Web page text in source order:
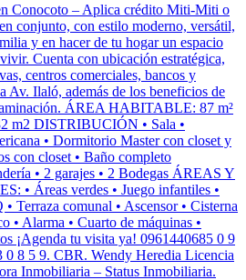
Conocoto – Aplica crédito Miti-Miti o
conjunto, con estilo moderno, versátil,
y en hacer de tu hogar un espacio
Cuenta con ubicación estratégica,
centros comerciales, bancos y
Av. Ilaló, además de los beneficios de
ÁREA HABITABLE: 87 m²
m2 DISTRIBUCIÓN • Sala •
• Dormitorio Master con closet y
con closet • Baño completo
• 2 garajes • 2 Bodegas ÁREAS Y
• Áreas verdes • Juego infantiles •
Terraza comunal • Ascensor • Cisterna
• Alarma • Cuarto de máquinas •
¡Agenda tu visita ya! 0961440685 0 9
0 8 5 9. CBR. Wendy Heredia Licencia
Inmobiliaria – Status Inmobiliaria.